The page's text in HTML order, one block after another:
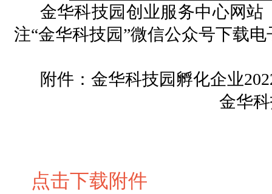
金华科技园创业服务中心网站
注“金华科技园”微信公众号下载电
附件：金华科技园孵化企业
金华
点击下载附件